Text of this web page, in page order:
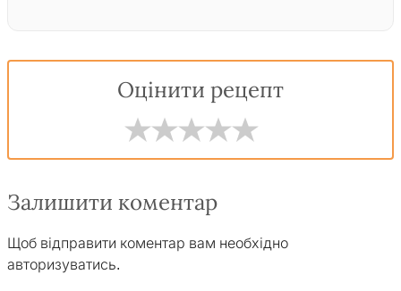
Оцінити рецепт
Залишити коментар
Щоб відправити коментар вам необхідно
авторизуватись.